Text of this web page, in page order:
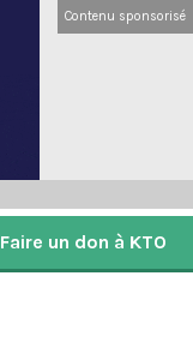
Contenu sponsorisé
Faire un don à KTO